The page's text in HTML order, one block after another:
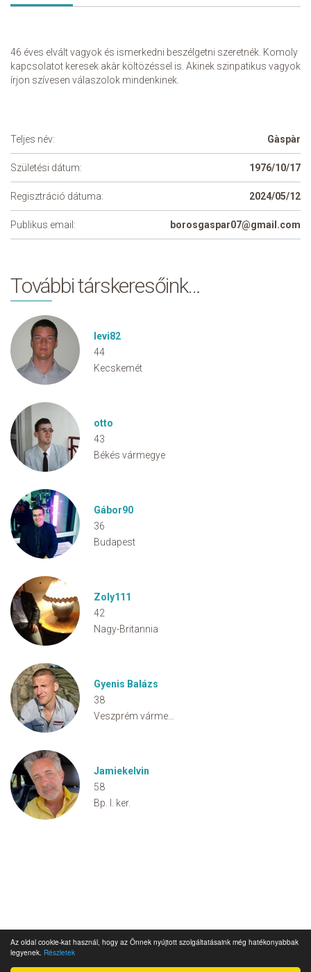
Az oldal cookie-kat használ, hogy az Önnek nyújtott szolgáltatásaink még hatékonyabbak
legyenek. Részletek
46 éves elvált vagyok és ismerkedni beszélgetni szeretnék. Komoly
kapcsolatot keresek akàr költözéssel is. Akinek szinpatikus vagyok
írjon szívesen válaszolok mindenkinek.
Teljes név: Gàspàr
Születési dátum: 1976/10/17
Regisztráció dátuma: 2024/05/12
Publikus email: borosgaspar07@gmail.com
További társkeresőink…
levi82
44
Kecskemét
otto
43
Békés vármegye
Gábor90
36
Budapest
Zoly111
42
Nagy-Britannia
Gyenis Balázs
38
Jamiekelvin
58
Bp. I. ker.